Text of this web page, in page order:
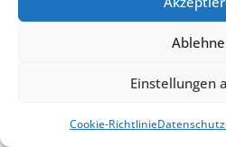
Einstellungen
Cookie-Richtlinie
Baumkontrolle in
Baumkontrolle in Leer
Baumkontrolle in Lengede